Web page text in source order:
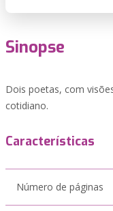
Sinopse
Dois poetas, com
cotidiano.
Características
Número de páginas